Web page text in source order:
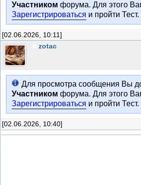
Участником форума. Для этого
Зарегистрироваться и пройти Тест.
[02.06.2026, 10:11]
zotac
Для просмотра сообщения Вы
Участником форума. Для этого
Зарегистрироваться и пройти Тест.
[02.06.2026, 10:40]